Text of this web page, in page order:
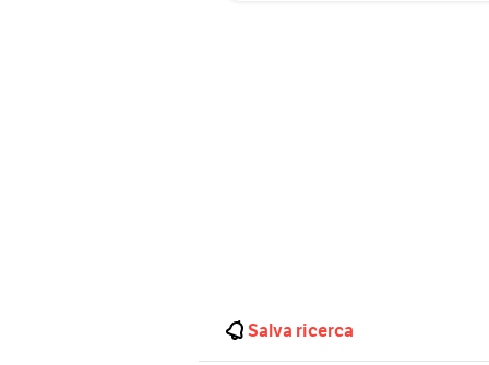
Salva ricerca